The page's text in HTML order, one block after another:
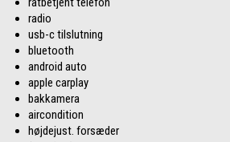
radio
usb-c tilslutning
bluetooth
android auto
apple carplay
bakkamera
aircondition
højdejust. forsæder